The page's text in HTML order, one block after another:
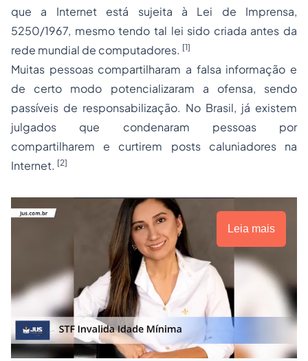
que a Internet está sujeita à Lei de Imprensa,
5250/1967, mesmo tendo tal lei sido criada antes da
rede mundial de computadores. [1]
Muitas pessoas compartilharam a falsa informação e
de certo modo potencializaram a ofensa, sendo
passíveis de responsabilização. No Brasil, já existem
julgados que condenaram pessoas por
compartilharem e curtirem posts caluniadores na
Internet. [2]
Leia mais